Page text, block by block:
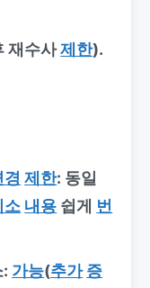
재수사제한).
경 제한: 동일
소 내용 쉽게 번
가능(추가 증